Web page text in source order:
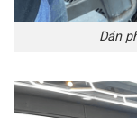
Dán